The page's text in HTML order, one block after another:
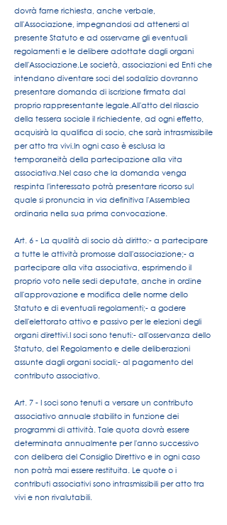
dovrà farne richiesta, anche verbale,
all'Associazione, impegnandosi ad attenersi al
presente Statuto e ad osservarne gli eventuali
regolamenti e le delibere adottate dagli organi
dell'Associazione.Le società, associazioni ed Enti che
intendano diventare soci del sodalizio dovranno
presentare domanda di iscrizione firmata dal
proprio rappresentante legale.All'atto del rilascio
della tessera sociale il richiedente, ad ogni effetto,
acquisirà la qualifica di socio, che sarà intrasmissibile
per atto tra vivi.In ogni caso è esclusa la
temporaneità della partecipazione alla vita
associativa.Nel caso che la domanda venga
respinta l'interessato potrà presentare ricorso sul
quale si pronuncia in via definitiva l'Assemblea
ordinaria nella sua prima convocazione.
Art. 6 - La qualità di socio dà diritto:- a partecipare
a tutte le attività promosse dall'associazione;- a
partecipare alla vita associativa, esprimendo il
proprio voto nelle sedi deputate, anche in ordine
all'approvazione e modifica delle norme dello
Statuto e di eventuali regolamenti;- a godere
dell'elettorato attivo e passivo per le elezioni degli
organi direttivi.I soci sono tenuti:- all'osservanza dello
Statuto, del Regolamento e delle deliberazioni
assunte dagli organi sociali;- al pagamento del
contributo associativo.
Art. 7 - I soci sono tenuti a versare un contributo
associativo annuale stabilito in funzione dei
programmi di attività. Tale quota dovrà essere
determinata annualmente per l'anno successivo
con delibera del Consiglio Direttivo e in ogni caso
non potrà mai essere restituita. Le quote o i
contributi associativi sono intrasmissibili per atto tra
vivi e non rivalutabili.